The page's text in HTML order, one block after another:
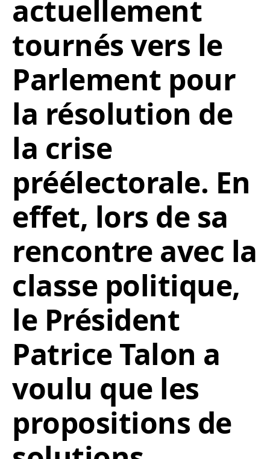
actuellement
tournés vers le
Parlement pour
la résolution de
la crise
préélectorale. En
effet, lors de sa
rencontre avec la
classe politique,
le Président
Patrice Talon a
voulu que les
propositions de